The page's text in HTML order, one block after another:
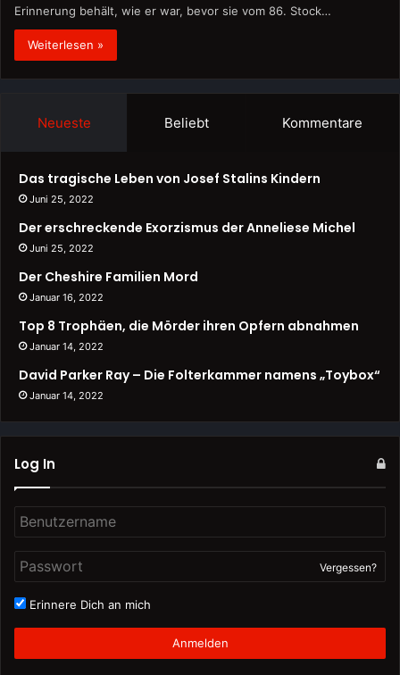
Erinnerung behält, wie er war, bevor sie vom 86. Stock…
Weiterlesen »
Neueste Beliebt Kommentare
Das tragische Leben von Josef Stalins Kindern
Juni 25, 2022
Der erschreckende Exorzismus der Anneliese Michel
Juni 25, 2022
Der Cheshire Familien Mord
Januar 16, 2022
Top 8 Trophäen, die Mörder ihren Opfern abnahmen
Januar 14, 2022
David Parker Ray – Die Folterkammer namens „Toybox“
Januar 14, 2022
Log In
Vergessen?
Erinnere Dich an mich
Anmelden